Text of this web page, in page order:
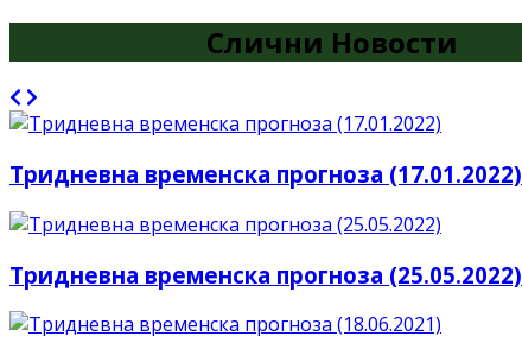
Слични Новости
Тридневна временска прогноза (17.01.2022)
Тридневна временска прогноза (25.05.2022)